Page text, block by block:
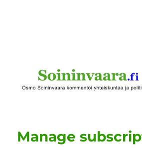
Manage